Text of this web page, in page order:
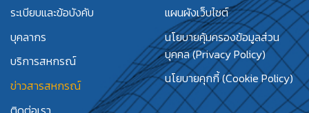
ระเบียบและข้อบังคับ
บุคลากร
บริการสหกรณ์
ข่าวสารสหกรณ์
แผนผังเว็บไซต์
นโยบายคุ้มครองข้อมูลส่วน
บุคคล (Privacy Policy)
นโยบายคุกกี้ (Cookie Policy)